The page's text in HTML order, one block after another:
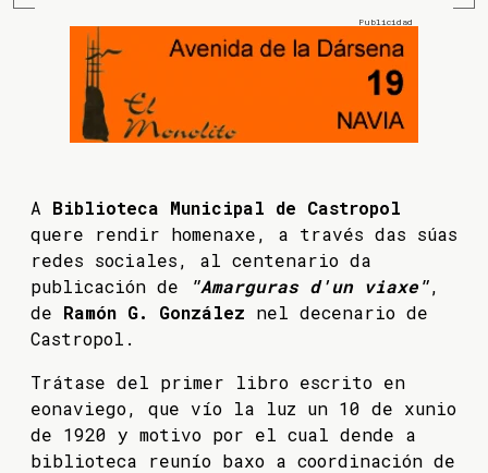
A Biblioteca Municipal de Castropol
quere rendir homenaxe, a través das súas
redes sociales, al centenario da
publicación de
"Amarguras d'un viaxe",
de Ramón G. González nel decenario de
Castropol.
Trátase del primer libro escrito en
eonaviego, que vío la luz un 10 de xunio
de 1920 y motivo por el cual dende a
biblioteca reunío baxo a coordinación de